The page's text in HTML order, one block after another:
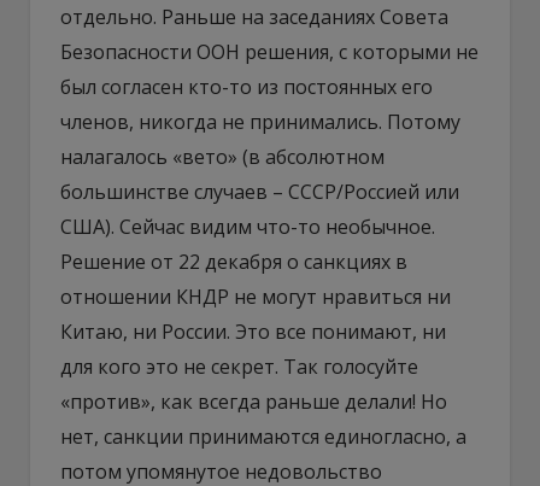
отдельно. Раньше на заседаниях Совета
Безопасности ООН решения, с которыми не
был согласен кто-то из постоянных его
членов, никогда не принимались. Потому
налагалось «вето» (в абсолютном
большинстве случаев – СССР/Россией или
США). Сейчас видим что-то необычное.
Решение от 22 декабря о санкциях в
отношении КНДР не могут нравиться ни
Китаю, ни России. Это все понимают, ни
для кого это не секрет. Так голосуйте
«против», как всегда раньше делали! Но
нет, санкции принимаются единогласно, а
потом упомянутое недовольство